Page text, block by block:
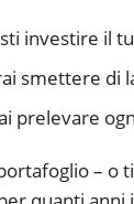
investire il
smettere di
prelevare
– o